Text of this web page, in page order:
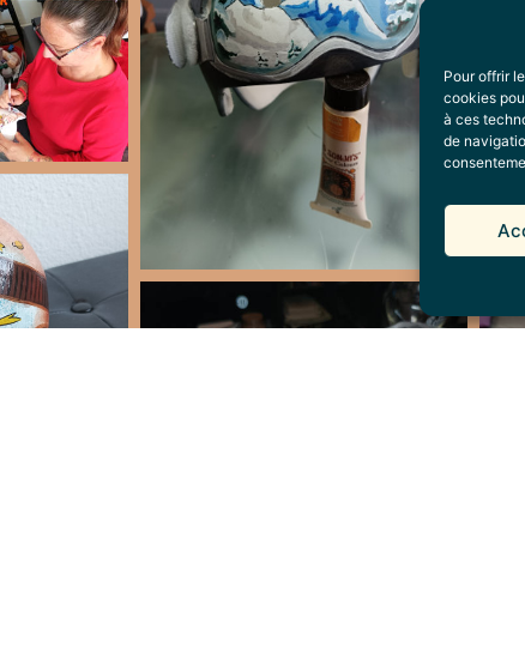
Pour offrir
cookies
à ces
de